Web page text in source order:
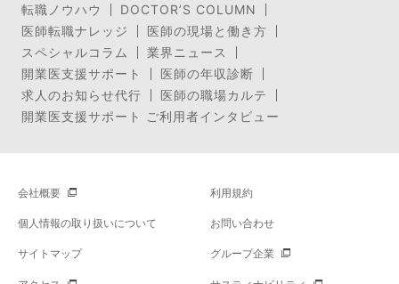
転職ノウハウ
DOCTOR’S COLUMN
医師転職ナレッジ
医師の現場と働き方
スペシャルコラム
業界ニュース
開業医支援サポート
医師の年収診断
求人のお知らせ代行
医師の職場カルテ
開業医支援サポート ご利用者インタビュー
会社概要 利用規約
個人情報の取り扱いについて お問い合わせ
サイトマップ グループ企業